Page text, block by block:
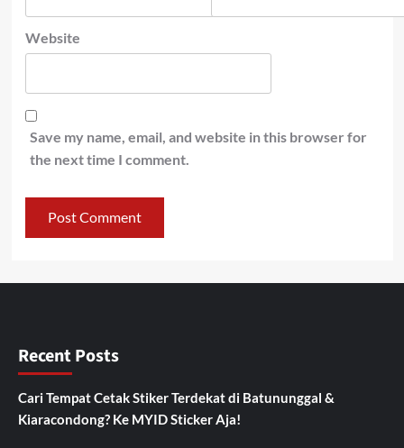
Website
Save my name, email, and website in this browser for
the next time I comment.
Recent Posts
Cari Tempat Cetak Stiker Terdekat di Batununggal &
Kiaracondong? Ke MYID Sticker Aja!